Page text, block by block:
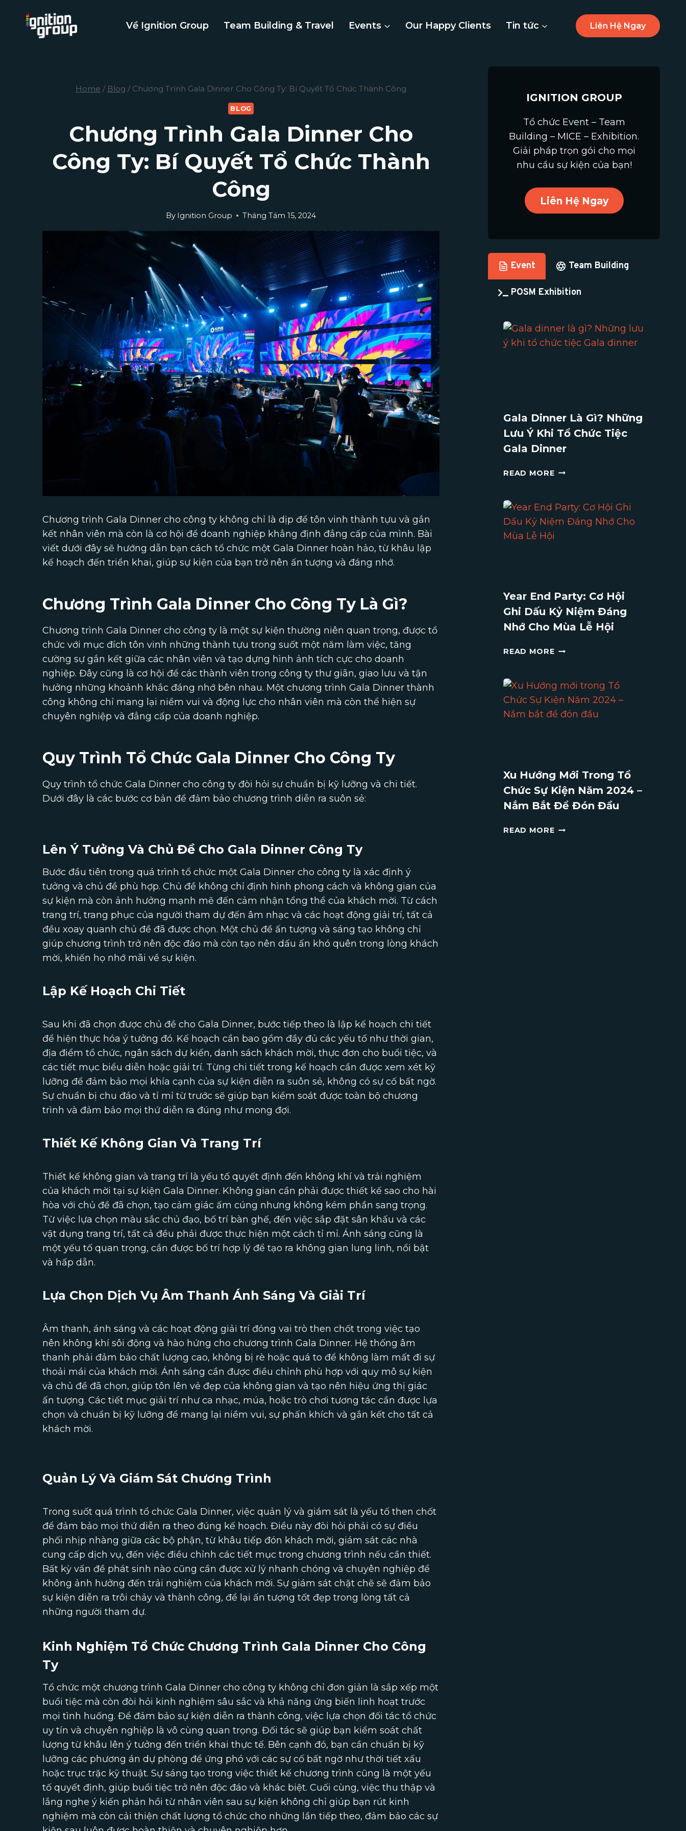
Về Ignition Group Team Building & Travel Events Our Happy Clients Tin tức Liên Hệ Ngay
Home / Blog / Chương Trình Gala Dinner Cho Công Ty: Bí Quyết Tổ Chức Thành Công
BLOG
Chương Trình Gala Dinner Cho
Công Ty: Bí Quyết Tổ Chức Thành
Công
By Ignition Group Tháng Tám 15, 2024
Chương trình Gala Dinner cho công ty không chỉ là dịp để tôn vinh thành tựu và gắn
kết nhân viên mà còn là cơ hội để doanh nghiệp khẳng định đẳng cấp của mình. Bài
viết dưới đây sẽ hướng dẫn bạn cách tổ chức một Gala Dinner hoàn hảo, từ khâu lập
kế hoạch đến triển khai, giúp sự kiện của bạn trở nên ấn tượng và đáng nhớ.
Chương Trình Gala Dinner Cho Công Ty Là Gì?
Chương trình Gala Dinner cho công ty là một sự kiện thường niên quan trọng, được tổ
chức với mục đích tôn vinh những thành tựu trong suốt một năm làm việc, tăng
cường sự gắn kết giữa các nhân viên và tạo dựng hình ảnh tích cực cho doanh
nghiệp. Đây cũng là cơ hội để các thành viên trong công ty thư giãn, giao lưu và tận
hưởng những khoảnh khắc đáng nhớ bên nhau. Một chương trình Gala Dinner thành
công không chỉ mang lại niềm vui và động lực cho nhân viên mà còn thể hiện sự
chuyên nghiệp và đẳng cấp của doanh nghiệp.
Quy Trình Tổ Chức Gala Dinner Cho Công Ty
Quy trình tổ chức Gala Dinner cho công ty đòi hỏi sự chuẩn bị kỹ lưỡng và chi tiết.
Dưới đây là các bước cơ bản để đảm bảo chương trình diễn ra suôn sẻ:
Lên Ý Tưởng Và Chủ Đề Cho Gala Dinner Công Ty
Bước đầu tiên trong quá trình tổ chức một Gala Dinner cho công ty là xác định ý
tưởng và chủ đề phù hợp. Chủ đề không chỉ định hình phong cách và không gian của
sự kiện mà còn ảnh hưởng mạnh mẽ đến cảm nhận tổng thể của khách mời. Từ cách
trang trí, trang phục của người tham dự đến âm nhạc và các hoạt động giải trí, tất cả
đều xoay quanh chủ đề đã được chọn. Một chủ đề ấn tượng và sáng tạo không chỉ
giúp chương trình trở nên độc đáo mà còn tạo nên dấu ấn khó quên trong lòng khách
mời, khiến họ nhớ mãi về sự kiện.
Lập Kế Hoạch Chi Tiết
Sau khi đã chọn được chủ đề cho Gala Dinner, bước tiếp theo là lập kế hoạch chi tiết
để hiện thực hóa ý tưởng đó. Kế hoạch cần bao gồm đầy đủ các yếu tố như thời gian,
địa điểm tổ chức, ngân sách dự kiến, danh sách khách mời, thực đơn cho buổi tiệc, và
các tiết mục biểu diễn hoặc giải trí. Từng chi tiết trong kế hoạch cần được xem xét kỹ
lưỡng để đảm bảo mọi khía cạnh của sự kiện diễn ra suôn sẻ, không có sự cố bất ngờ.
Sự chuẩn bị chu đáo và tỉ mỉ từ trước sẽ giúp bạn kiểm soát được toàn bộ chương
trình và đảm bảo mọi thứ diễn ra đúng như mong đợi.
Thiết Kế Không Gian Và Trang Trí
Thiết kế không gian và trang trí là yếu tố quyết định đến không khí và trải nghiệm
của khách mời tại sự kiện Gala Dinner. Không gian cần phải được thiết kế sao cho hài
hòa với chủ đề đã chọn, tạo cảm giác ấm cúng nhưng không kém phần sang trọng.
Từ việc lựa chọn màu sắc chủ đạo, bố trí bàn ghế, đến việc sắp đặt sân khấu và các
vật dụng trang trí, tất cả đều phải được thực hiện một cách tỉ mỉ. Ánh sáng cũng là
một yếu tố quan trọng, cần được bố trí hợp lý để tạo ra không gian lung linh, nổi bật
và hấp dẫn.
Lựa Chọn Dịch Vụ Âm Thanh Ánh Sáng Và Giải Trí
Âm thanh, ánh sáng và các hoạt động giải trí đóng vai trò then chốt trong việc tạo
nên không khí sôi động và hào hứng cho chương trình Gala Dinner. Hệ thống âm
thanh phải đảm bảo chất lượng cao, không bị rè hoặc quá to để không làm mất đi sự
thoải mái của khách mời. Ánh sáng cần được điều chỉnh phù hợp với quy mô sự kiện
và chủ đề đã chọn, giúp tôn lên vẻ đẹp của không gian và tạo nên hiệu ứng thị giác
ấn tượng. Các tiết mục giải trí như ca nhạc, múa, hoặc trò chơi tương tác cần được lựa
chọn và chuẩn bị kỹ lưỡng để mang lại niềm vui, sự phấn khích và gắn kết cho tất cả
khách mời.
Quản Lý Và Giám Sát Chương Trình
Trong suốt quá trình tổ chức Gala Dinner, việc quản lý và giám sát là yếu tố then chốt
để đảm bảo mọi thứ diễn ra theo đúng kế hoạch. Điều này đòi hỏi phải có sự điều
phối nhịp nhàng giữa các bộ phận, từ khâu tiếp đón khách mời, giám sát các nhà
cung cấp dịch vụ, đến việc điều chỉnh các tiết mục trong chương trình nếu cần thiết.
Bất kỳ vấn đề phát sinh nào cũng cần được xử lý nhanh chóng và chuyên nghiệp để
không ảnh hưởng đến trải nghiệm của khách mời. Sự giám sát chặt chẽ sẽ đảm bảo
sự kiện diễn ra trôi chảy và thành công, để lại ấn tượng tốt đẹp trong lòng tất cả
những người tham dự.
Kinh Nghiệm Tổ Chức Chương Trình Gala Dinner Cho Công
Ty
Tổ chức một chương trình Gala Dinner cho công ty không chỉ đơn giản là sắp xếp một
buổi tiệc mà còn đòi hỏi kinh nghiệm sâu sắc và khả năng ứng biến linh hoạt trước
mọi tình huống. Để đảm bảo sự kiện diễn ra thành công, việc lựa chọn đối tác tổ chức
uy tín và chuyên nghiệp là vô cùng quan trọng. Đối tác sẽ giúp bạn kiểm soát chất
lượng từ khâu lên ý tưởng đến triển khai thực tế. Bên cạnh đó, bạn cần chuẩn bị kỹ
lưỡng các phương án dự phòng để ứng phó với các sự cố bất ngờ như thời tiết xấu
hoặc trục trặc kỹ thuật. Sự sáng tạo trong việc thiết kế chương trình cũng là một yếu
tố quyết định, giúp buổi tiệc trở nên độc đáo và khác biệt. Cuối cùng, việc thu thập và
lắng nghe ý kiến phản hồi từ nhân viên sau sự kiện không chỉ giúp bạn rút kinh
nghiệm mà còn cải thiện chất lượng tổ chức cho những lần tiếp theo, đảm bảo các sự
IGNITION GROUP
Tổ chức Event – Team
Building – MICE – Exhibition.
Giải pháp trọn gói cho mọi
nhu cầu sự kiện của bạn!
Liên Hệ Ngay
Event Team Building
POSM Exhibition
Gala Dinner Là Gì? Những
Lưu Ý Khi Tổ Chức Tiệc
Gala Dinner
READ MOREGALA
GÌ?
NHỮNG
GALA
DINNER
Year End Party: Cơ Hội
Ghi Dấu Kỷ Niệm Đáng
Nhớ Cho Mùa Lễ Hội
READ MOREYEAR
CƠ
HỘI
GHI
DẤU
CHO
MÙA
LỄ
Xu Hướng Mới Trong Tổ
Chức Sự Kiện Năm 2024 –
Nắm Bắt Để Đón Đầu
READ MOREXU